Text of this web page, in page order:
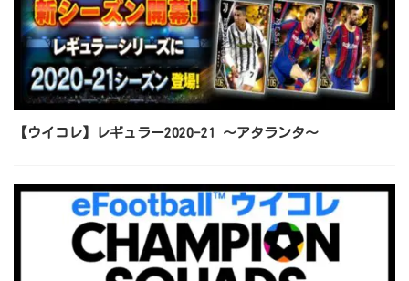
【ウイコレ】レギュラー2020-21 ～アタランタ～